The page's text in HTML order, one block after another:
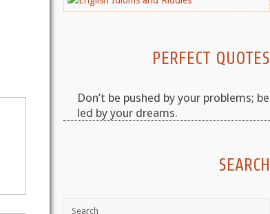
PERFECT QUOTES
Don’t be pushed by your problems; be
led by your dreams.
SEARCH